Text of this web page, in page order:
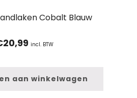
Cobalt Blauw
20,99 incl. BTW
aan winkelwagen